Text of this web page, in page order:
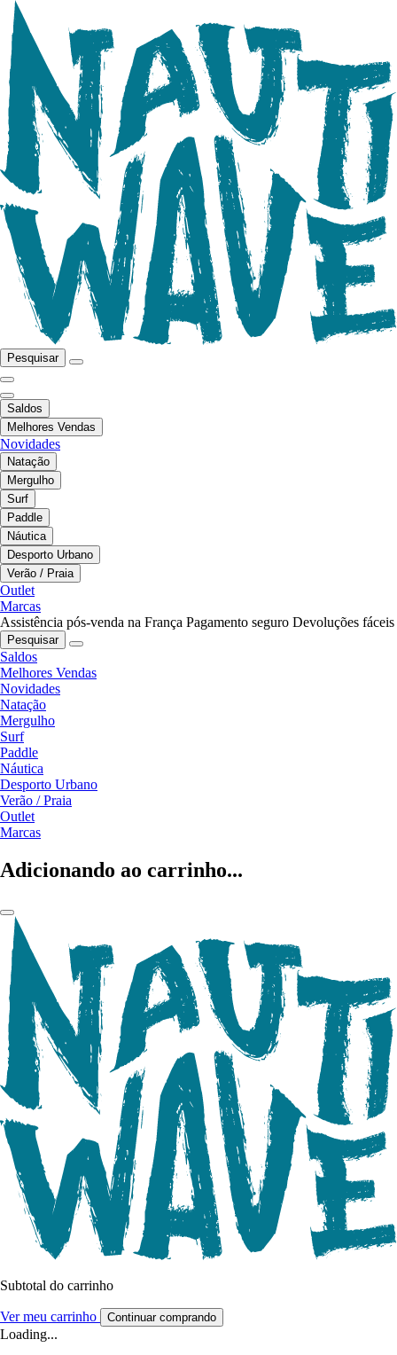
Pesquisar
Saldos
Melhores Vendas
Novidades
Natação
Mergulho
Surf
Paddle
Náutica
Desporto Urbano
Verão / Praia
Outlet
Marcas
Assistência pós-venda na França Pagamento seguro Devoluções fáceis
Pesquisar
Saldos
Melhores Vendas
Novidades
Natação
Mergulho
Surf
Paddle
Náutica
Desporto Urbano
Verão / Praia
Outlet
Marcas
Adicionando ao carrinho...
Subtotal do carrinho
Ver meu carrinho Continuar comprando
Loading...